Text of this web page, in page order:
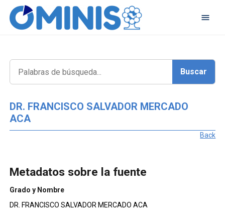
DR. FRANCISCO SALVADOR MERCADO
ACA
Back
Metadatos sobre la fuente
Grado y Nombre
DR. FRANCISCO SALVADOR MERCADO ACA